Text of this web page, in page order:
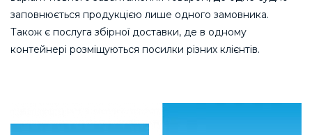
заповнюється продукцією лише одного замовника.
Також є послуга збірної доставки, де в одному
контейнері розміщуються посилки різних клієнтів.